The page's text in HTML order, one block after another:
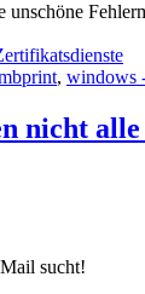
, windows
nicht alle
sucht!